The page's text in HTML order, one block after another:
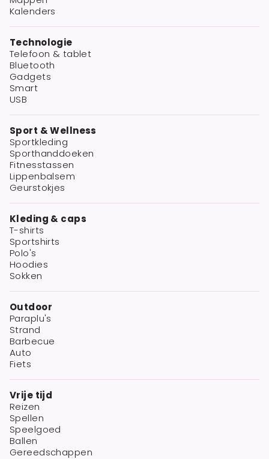
Kalenders
Technologie
Telefoon & tablet
Bluetooth
Gadgets
Smart
USB
Sport & Wellness
Sportkleding
Sporthanddoeken
Fitnesstassen
Lippenbalsem
Geurstokjes
Kleding & caps
T-shirts
Sportshirts
Polo's
Hoodies
Sokken
Outdoor
Paraplu's
Strand
Barbecue
Auto
Fiets
Vrije tijd
Reizen
Spellen
Speelgoed
Ballen
Gereedschappen